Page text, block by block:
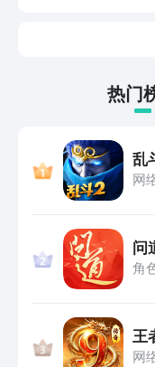
热门
乱
网
问
角
王
网